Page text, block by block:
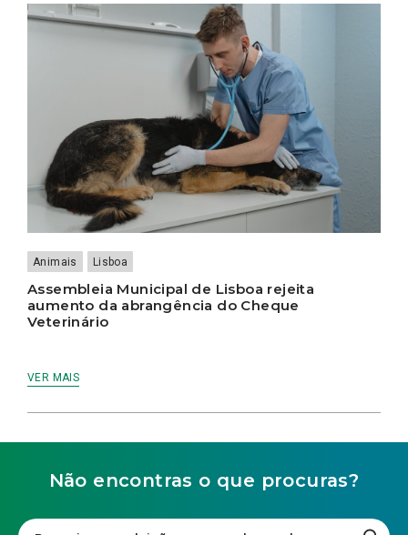
Animais Lisboa
Assembleia Municipal de Lisboa rejeita
aumento da abrangência do Cheque
Veterinário
VER MAIS
Não encontras o que procuras?